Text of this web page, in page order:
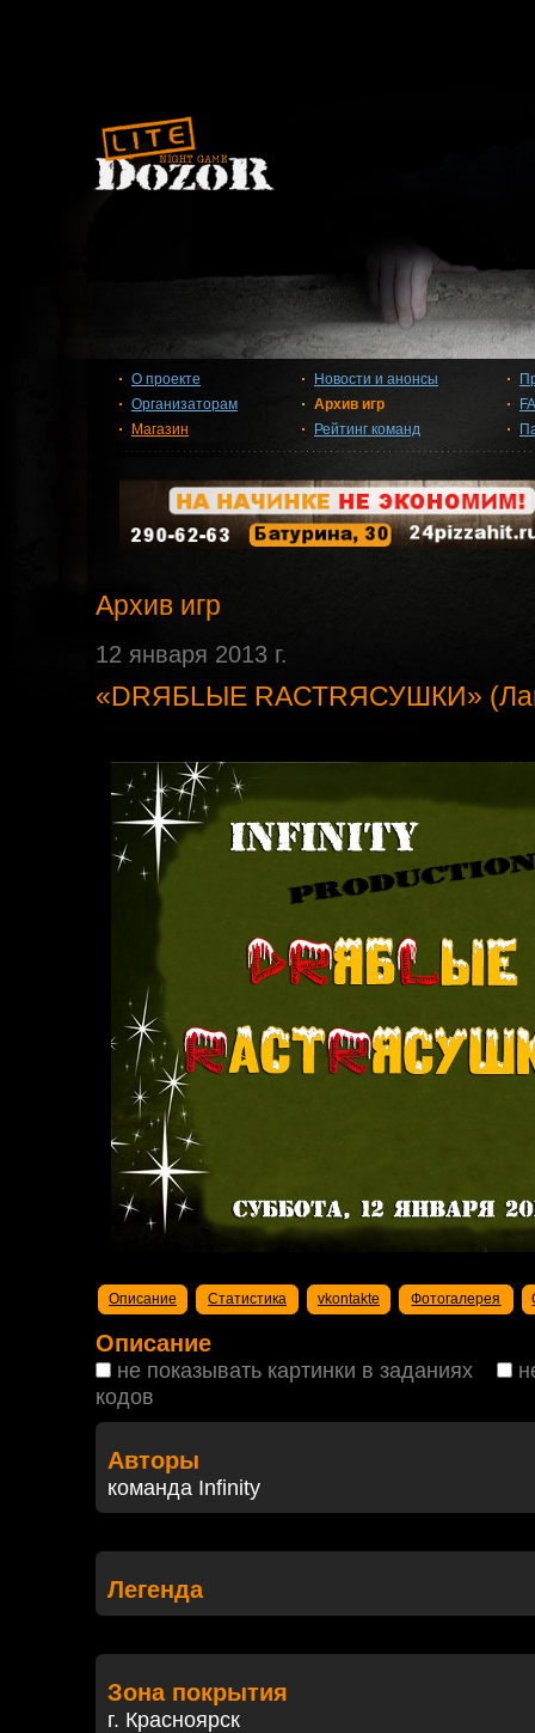
О проекте
Организаторам
Магазин
Новости и анонсы
Архив игр
Рейтинг команд
Архив игр
12 января 2013 г.
«DRЯБLЫЕ RАСТRЯСУШКИ»
Описание Статистика vkontakte Фотогалерея
Описание
не показывать картинки в заданиях
кодов
Авторы
команда Infinity
Легенда
Зона покрытия
г. Красноярск